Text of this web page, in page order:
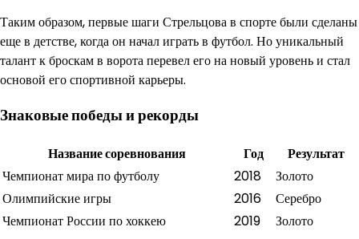
Таким образом, первые шаги Стрельцова в спорте были сделаны
еще в детстве, когда он начал играть в футбол. Но уникальный
талант к броскам в ворота перевел его на новый уровень и стал
основой его спортивной карьеры.
Знаковые победы и рекорды
Название соревнования Год
Результат
Чемпионат мира по футболу
2018
Золото
Олимпийские игры
2016
Серебро
Чемпионат России по хоккею
2019 Золото